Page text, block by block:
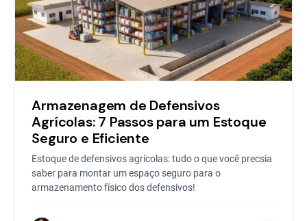
Armazenagem de Defensivos
Agrícolas: 7 Passos para um Estoque
Seguro e Eficiente
Estoque de defensivos agrícolas: tudo o que você precsia
saber para montar um espaço seguro para o
armazenamento físico dos defensivos!